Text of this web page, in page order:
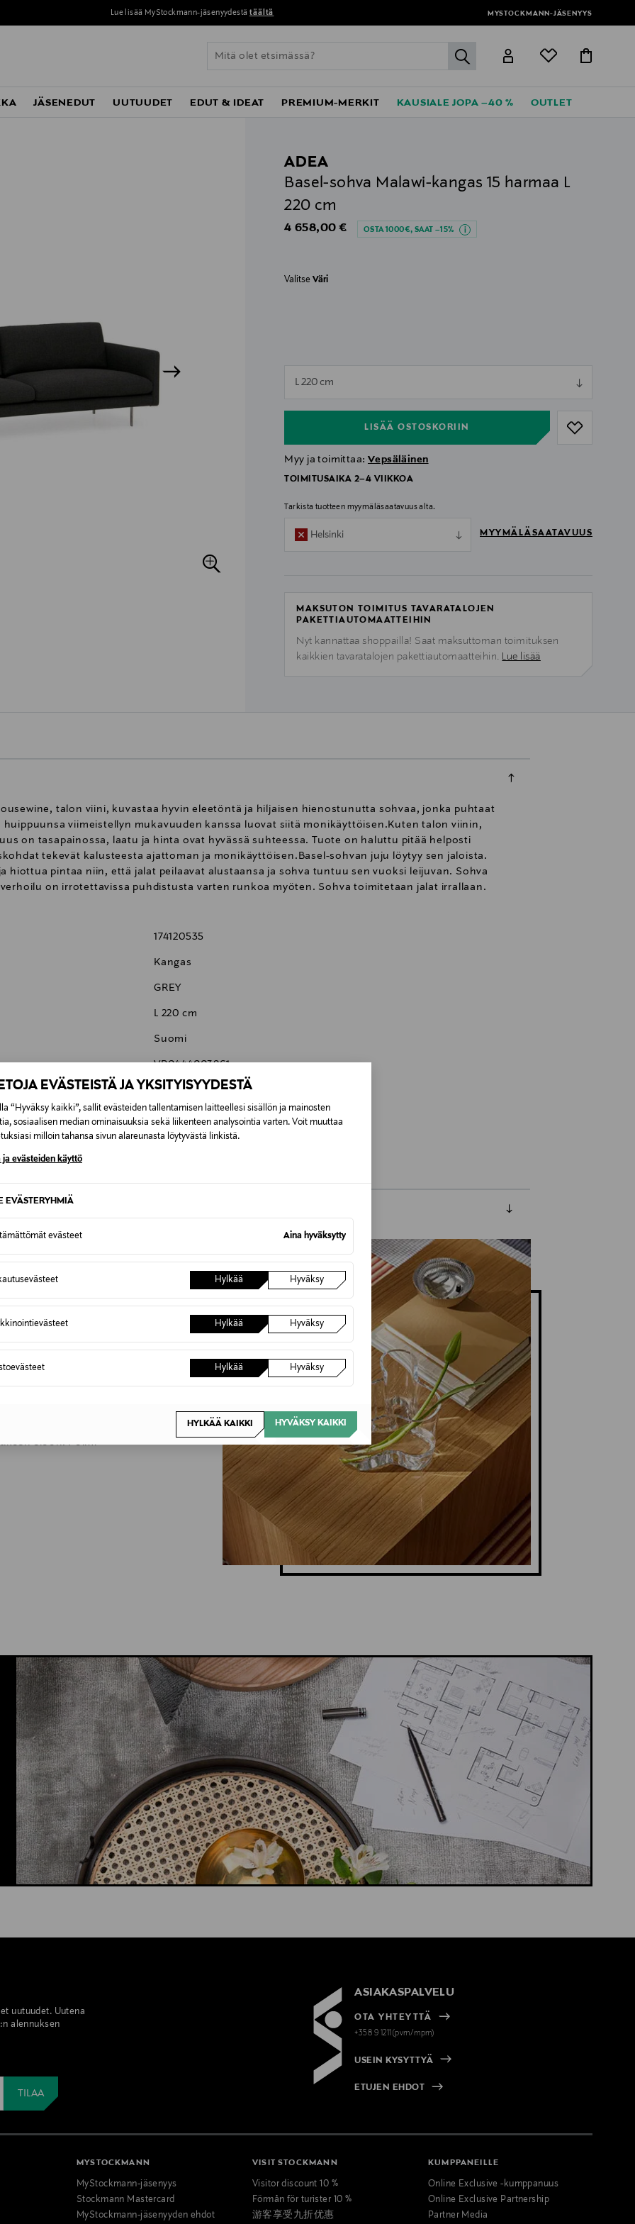
EVÄSTEISTÄ JA YKSITYISYYDESTÄ
“Hyväksy kaikki”, sallit evästeiden tallentamisen laitteellesi sisällön ja mainosten
sosiaalisen median ominaisuuksia sekä liikenteen analysointia varten. Voit muuttaa
milloin tahansa sivun alareunasta löytyvästä linkistä.
ja evästeiden käyttö
EVÄSTERYHMIÄ
evästeet Aina hyväksytty
Hylkää Hyväksy
Hylkää Hyväksy
Hylkää Hyväksy
HYLKÄÄ KAIKKI HYVÄKSY KAIKKI
Lue lisää MyStockmann-jäsenyydestä täältä MYSTOCKMANN-JÄSENYYS
label.header.go
JÄSENEDUT UUTUUDET EDUT & IDEAT PREMIUM-MERKIT KAUSIALE JOPA –40 % OUTLET
ADEA
Basel-sohva Malawi-kangas 15 harmaa L
220 cm
Original Price
4 658,00 € OSTA 1000€, SAAT –15%
ValitseVäri
L 220 cm
LISÄÄ OSTOSKORIIN
null
Myy ja toimittaa: Vepsäläinen
TOIMITUSAIKA 2–4 VIIKKOA
Tarkista tuotteen myymäläsaatavuus alta.
Helsinki MYYMÄLÄSAATAVUUS
MAKSUTON TOIMITUS TAVARATALOJEN
PAKETTIAUTOMAATTEIHIN
Nyt kannattaa shoppailla! Saat maksuttoman toimituksen
kaikkien tavaratalojen pakettiautomaatteihin. Lue lisää
talon viini, kuvastaa hyvin eleetöntä ja hiljaisen hienostunutta sohvaa, jonka puhtaat
viimeistellyn mukavuuden kanssa luovat siitä monikäyttöisen.Kuten talon viinin,
on tasapainossa, laatu ja hinta ovat hyvässä suhteessa. Tuote on haluttu pitää helposti
tekevät kalusteesta ajattoman ja monikäyttöisen.Basel-sohvan juju löytyy sen jaloista.
hiottua pintaa niin, että jalat peilaavat alustaansa ja sohva tuntuu sen vuoksi leijuvan. Sohva
on irrotettavissa puhdistusta varten runkoa myöten. Sohva toimitetaan jalat irrallaan.
174120535
Kangas
GREY
L 220 cm
Suomi
VP0444003961
ADEA OY
Lellavantie 12, 61800 Kauhajoki, Finland
info@adea.fi
Pehmeät muodot,
valitut designaarteet
eloon. Poimi
Inspiroidu
uutuudet. Uutena
alennuksen
ASIAKASPALVELU
OTA YHTEYTTÄ
+358 9 1211(pvm/mpm)
USEIN KYSYTTYÄ
ETUJEN EHDOT
MYSTOCKMANN
MyStockmann-jäsenyys
Stockmann Mastercard
MyStockmann-jäsenyyden ehdot
VISIT STOCKMANN
Visitor discount 10 %
Förmån för turister 10 %
游客享受九折优惠
KUMPPANEILLE
Online Exclusive -kumppanuus
Online Exclusive Partnership
Partner Media